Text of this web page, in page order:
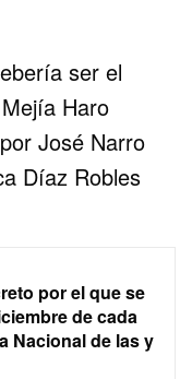
ser el
Haro
José Narro
Díaz Robles
por el que se
de cada
Nacional de las y